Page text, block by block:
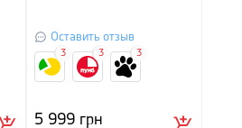
Оставить отзыв
5 999 грн
3 3 3